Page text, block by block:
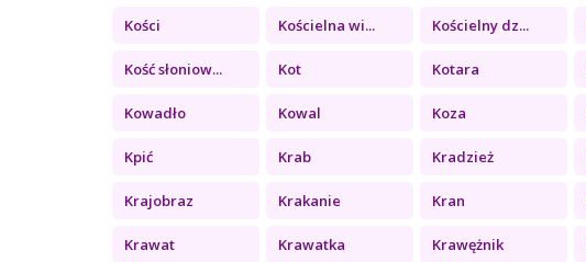
Kości Kościelna wi... Kościelny dz...
Kość słoniow... Kot Kotara
Kowadło Kowal Koza
Kpić Krab Kradzież
Krajobraz Krakanie Kran
Krawat Krawatka Krawężnik